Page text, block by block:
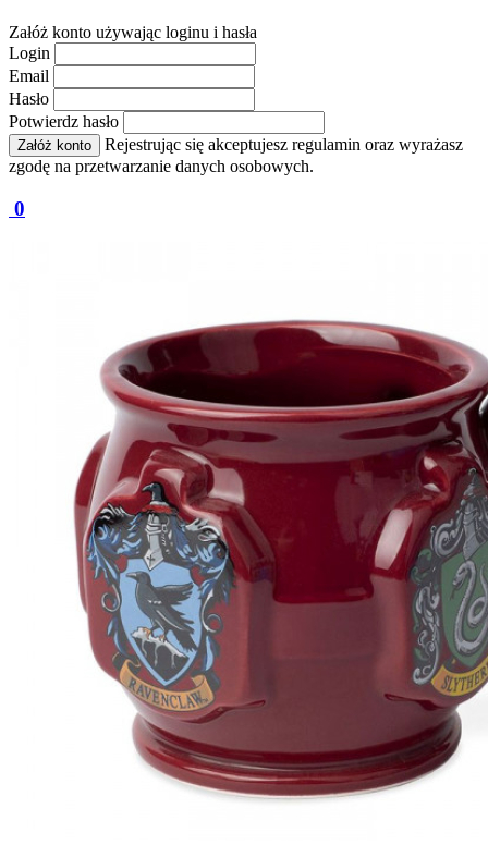
Załóż konto używając loginu i hasła
Login
Email
Hasło
Potwierdz hasło
Załóż konto
Rejestrując się akceptujesz regulamin oraz wyrażasz
zgodę na przetwarzanie danych osobowych.
0